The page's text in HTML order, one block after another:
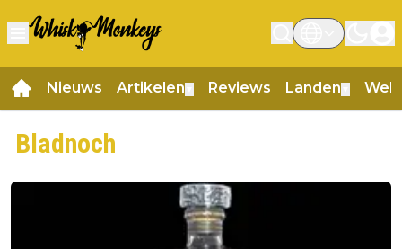
Nieuws Artikelen Reviews Landen
Bladnoch